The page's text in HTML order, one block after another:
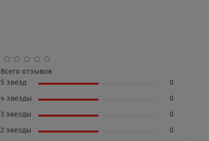
Всего отзывов
5 звезд
0
4 звезды
0
3 звезды
0
2 звезды
0